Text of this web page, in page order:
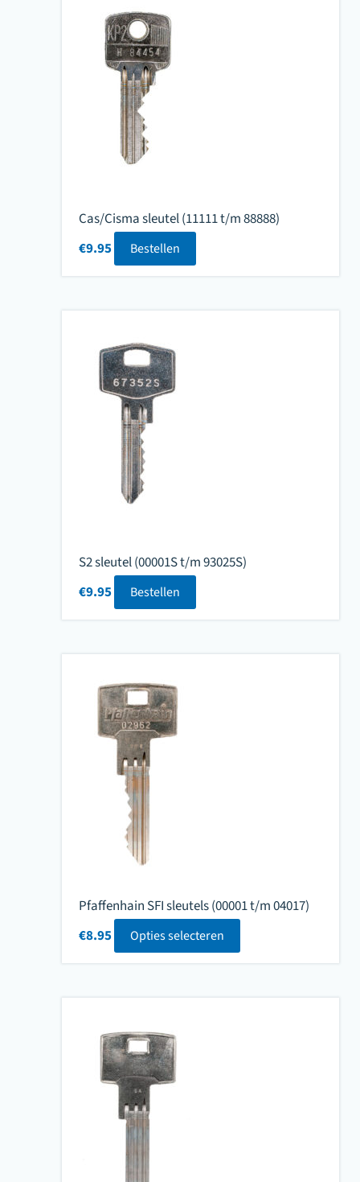
Cas/Cisma sleutel (11111 t/m 88888)
€9.95 Bestellen
S2 sleutel (00001S t/m 93025S)
€9.95 Bestellen
Pfaffenhain SFI sleutels (00001 t/m 04017)
€8.95 Opties selecteren